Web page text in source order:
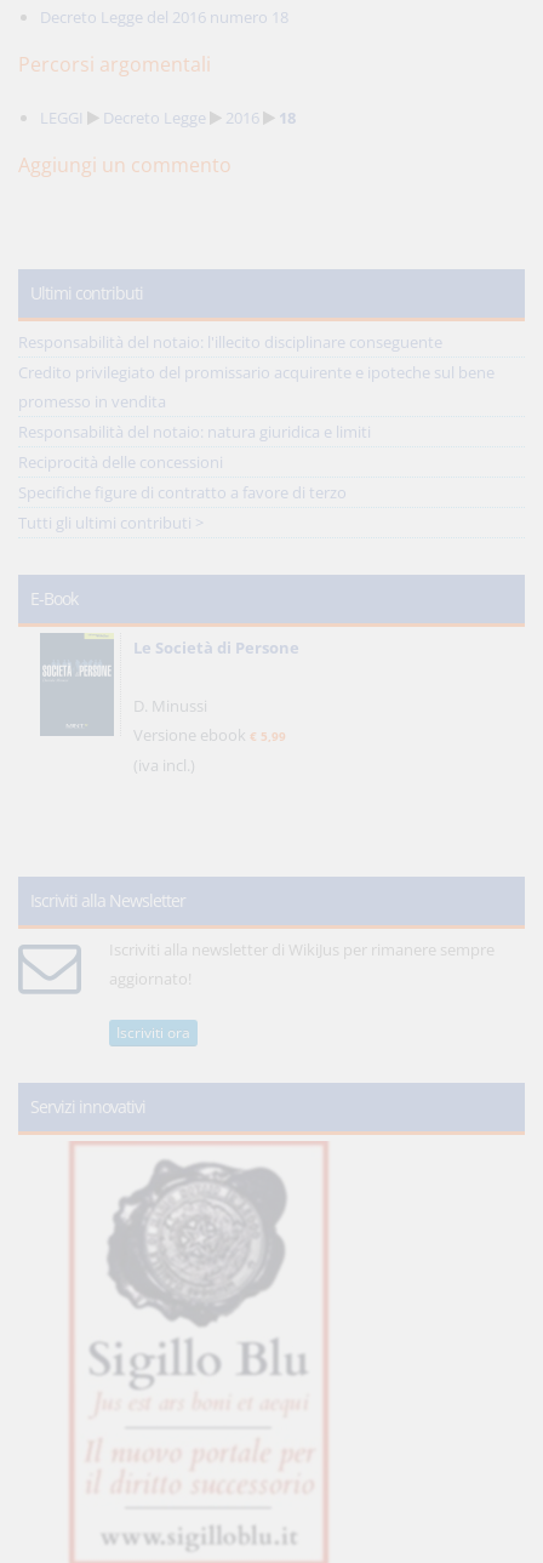
Decreto Legge del 2016 numero 18
Percorsi argomentali
LEGGI Decreto Legge 2016 18
Aggiungi un commento
Ultimi contributi
Responsabilità del notaio: l'illecito disciplinare conseguente
Credito privilegiato del promissario acquirente e ipoteche sul bene
promesso in vendita
Responsabilità del notaio: natura giuridica e limiti
Reciprocità delle concessioni
Specifiche figure di contratto a favore di terzo
Tutti gli ultimi contributi >
E-Book
Le Società di Persone
D. Minussi
Versione ebook € 5,99
(iva incl.)
Iscriviti alla Newsletter
Iscriviti alla newsletter di WikiJus per rimanere sempre
aggiornato!
Iscriviti ora
Servizi innovativi